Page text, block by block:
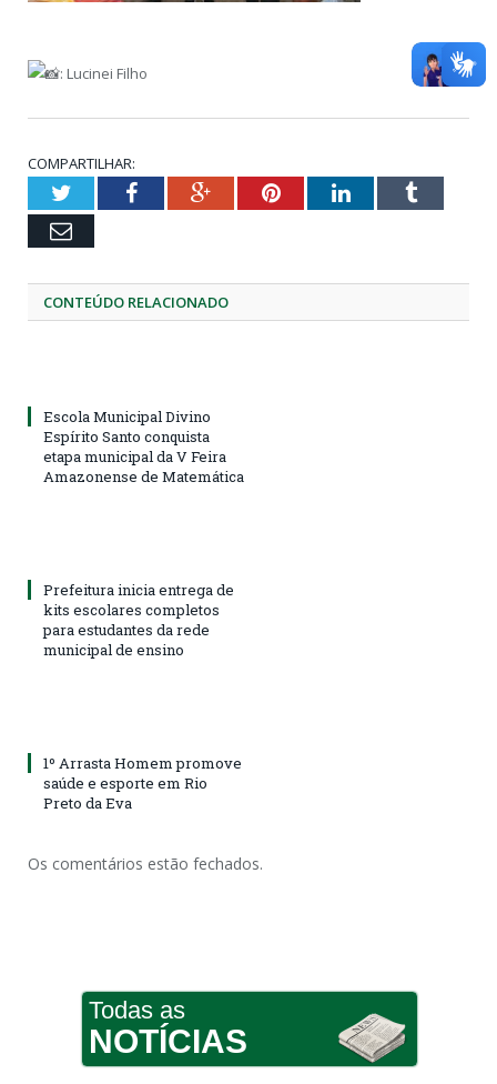
: Lucinei Filho
COMPARTILHAR:
TwitterFacebookGoogle+PinterestLinkedInTumblr
Email
CONTEÚDO RELACIONADO
Escola Municipal Divino
Espírito Santo conquista
etapa municipal da V Feira
Amazonense de Matemática
Prefeitura inicia entrega de
kits escolares completos
para estudantes da rede
municipal de ensino
1º Arrasta Homem promove
saúde e esporte em Rio
Preto da Eva
Os comentários estão fechados.
Todas as
NOTÍCIAS